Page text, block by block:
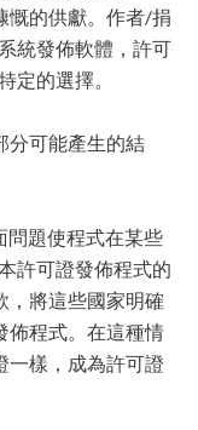
慨的供獻。作者/捐
統發佈軟體，許可
定的選擇。
分可能產生的結
問題使程式在某些
許可證發佈程式的
，將這些國家明確
佈程式。在這種情
一樣，成為許可證